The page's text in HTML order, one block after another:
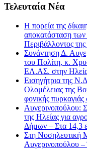
Τελευταία Νέα
Η πορεία της
αποκατάσταση των
Περιβάλλοντος
Συνάντηση Δ.
του Πολίτη, κ.
ΕΛ.ΑΣ. στην
Εισηγήτρια της
Ολομέλειας της
φονικής
Αυγερινοπούλου:
της Ηλείας για
Δήμων – Στα 14,3
Στη Νοσηλευτική
Αυγερινοπούλου